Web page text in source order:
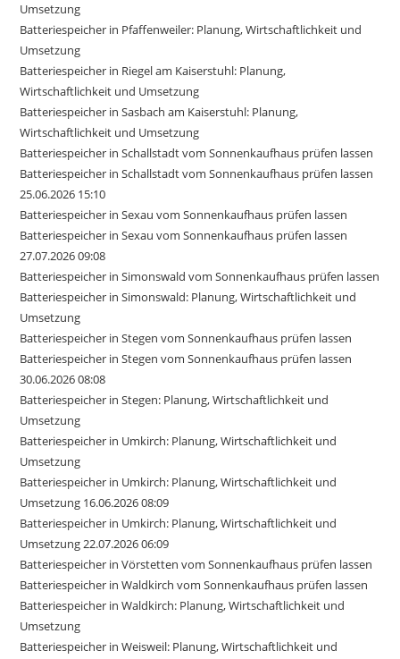
Umsetzung
Batteriespeicher in Pfaffenweiler: Planung, Wirtschaftlichkeit und
Umsetzung
Batteriespeicher in Riegel am Kaiserstuhl: Planung,
Wirtschaftlichkeit und Umsetzung
Batteriespeicher in Sasbach am Kaiserstuhl: Planung,
Wirtschaftlichkeit und Umsetzung
Batteriespeicher in Schallstadt vom Sonnenkaufhaus prüfen lassen
Batteriespeicher in Schallstadt vom Sonnenkaufhaus prüfen lassen
25.06.2026 15:10
Batteriespeicher in Sexau vom Sonnenkaufhaus prüfen lassen
Batteriespeicher in Sexau vom Sonnenkaufhaus prüfen lassen
27.07.2026 09:08
Batteriespeicher in Simonswald vom Sonnenkaufhaus prüfen lassen
Batteriespeicher in Simonswald: Planung, Wirtschaftlichkeit und
Umsetzung
Batteriespeicher in Stegen vom Sonnenkaufhaus prüfen lassen
Batteriespeicher in Stegen vom Sonnenkaufhaus prüfen lassen
30.06.2026 08:08
Batteriespeicher in Stegen: Planung, Wirtschaftlichkeit und
Umsetzung
Batteriespeicher in Umkirch: Planung, Wirtschaftlichkeit und
Umsetzung
Batteriespeicher in Umkirch: Planung, Wirtschaftlichkeit und
Umsetzung 16.06.2026 08:09
Batteriespeicher in Umkirch: Planung, Wirtschaftlichkeit und
Umsetzung 22.07.2026 06:09
Batteriespeicher in Vörstetten vom Sonnenkaufhaus prüfen lassen
Batteriespeicher in Waldkirch vom Sonnenkaufhaus prüfen lassen
Batteriespeicher in Waldkirch: Planung, Wirtschaftlichkeit und
Umsetzung
Batteriespeicher in Weisweil: Planung, Wirtschaftlichkeit und